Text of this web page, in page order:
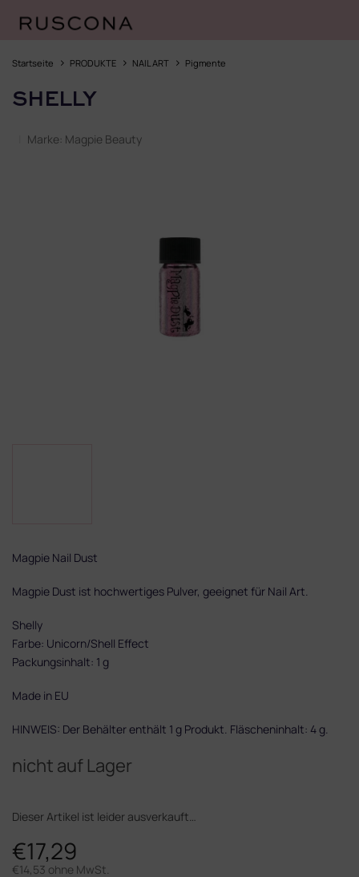
InhaltStartseite PRODUKTE NAIL ART Pigmente
SHELLY
Marke: Magpie Beauty
€17,29
€14,53 ohne MwSt.
nicht auf Lager
Dieser Artikel ist leider ausverkauft…
Magpie Nail Dust
Magpie Dust ist hochwertiges Pulver, geeignet für Nail Art.
Shelly
Farbe: Unicorn/Shell Effect
Packungsinhalt: 1 g
Made in EU
HINWEIS: Der Behälter enthält 1 g Produkt. Fläscheninhalt: 4 g.